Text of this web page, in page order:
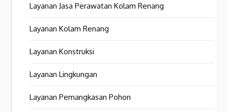
Layanan Jasa Perawatan Kolam Renang
Layanan Kolam Renang
Layanan Konstruksi
Layanan Lingkungan
Layanan Pemangkasan Pohon